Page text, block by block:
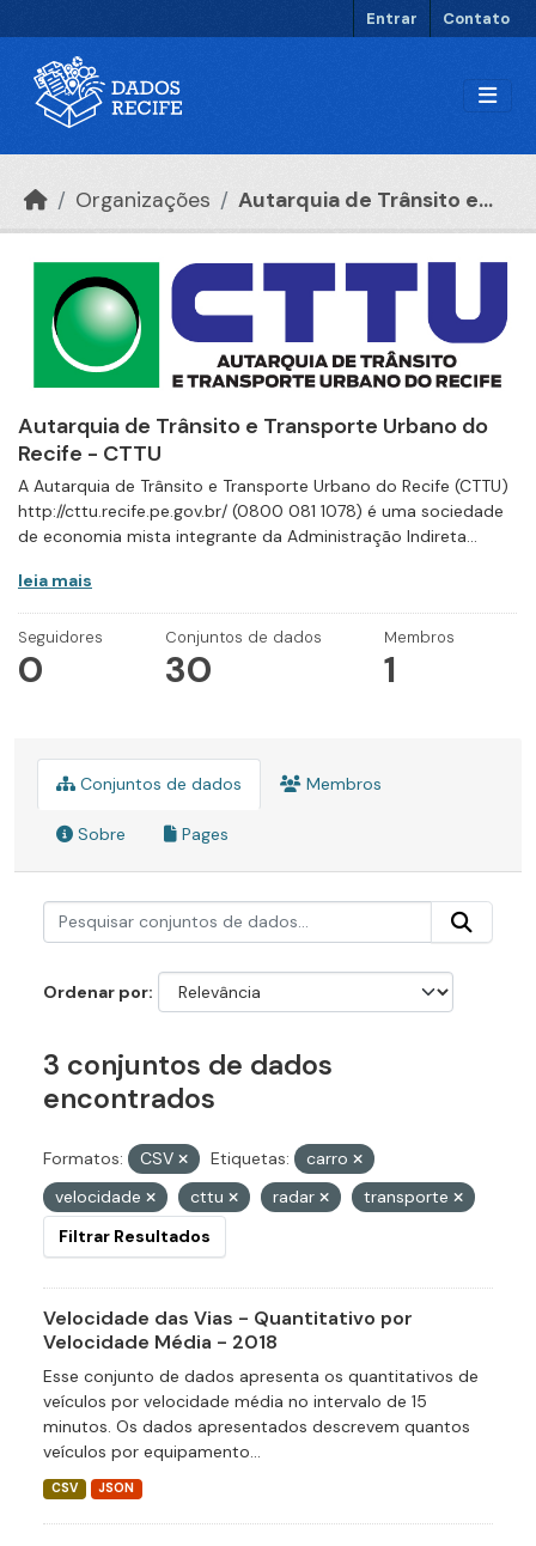
Entrar Contato
Organizações Autarquia de Trânsito e...
Autarquia de Trânsito e Transporte Urbano do
Recife - CTTU
A Autarquia de Trânsito e Transporte Urbano do Recife (CTTU)
http://cttu.recife.pe.gov.br/ (0800 081 1078) é uma sociedade
de economia mista integrante da Administração Indireta...
leia mais
Seguidores
0
Conjuntos de dados
30
Membros
1
Conjuntos de dados Membros
Sobre Pages
Ordenar por
3 conjuntos de dados
encontrados
Formatos: CSV Etiquetas:
carro
velocidade
cttu radar
transporte
Filtrar Resultados
Velocidade das Vias - Quantitativo por
Velocidade Média - 2018
Esse conjunto de dados apresenta os quantitativos de
veículos por velocidade média no intervalo de 15
minutos. Os dados apresentados descrevem quantos
veículos por equipamento...
CSV JSON